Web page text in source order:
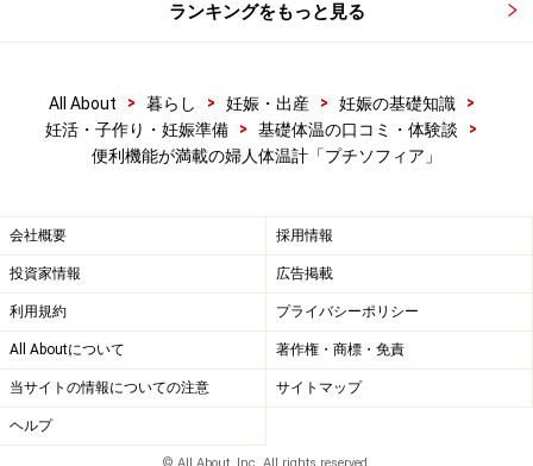
ランキングをもっと見る
All About > 暮らし > 妊娠・出産 > 妊娠の基礎知識
>
妊活・子作り・妊娠準備
> 基礎体温の口コミ・体験談
>
便利機能が満載の婦人体温計「プチソフィア」
会社概要 採用情報
投資家情報 広告掲載
利用規約 プライバシーポリシー
All Aboutについて 著作権・商標・免責
当サイトの情報についての注意 サイトマップ
ヘルプ